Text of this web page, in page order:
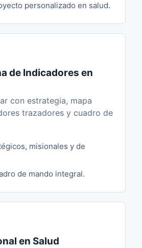
personalizado en salud.
de Indicadores en
con estrategia, mapa
trazadores y cuadro de
misionales y de
de mando integral.
en Salud